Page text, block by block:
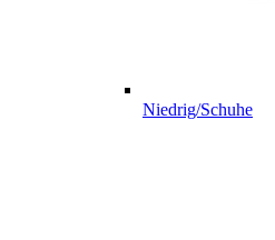
Niedrig/Schuhe